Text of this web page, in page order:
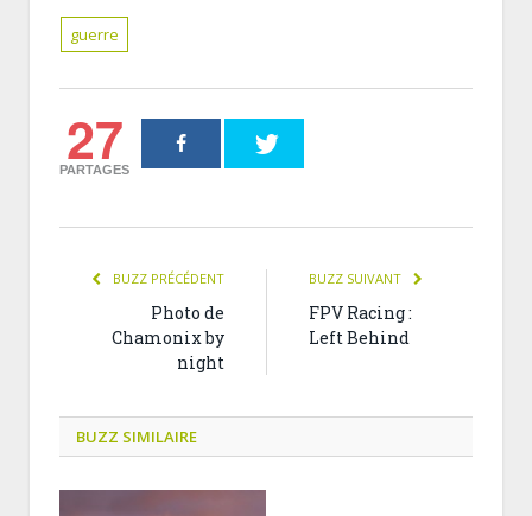
guerre
27
PARTAGES
BUZZ PRÉCÉDENT
Photo de
Chamonix by
night
BUZZ SUIVANT
FPV Racing :
Left Behind
BUZZ SIMILAIRE